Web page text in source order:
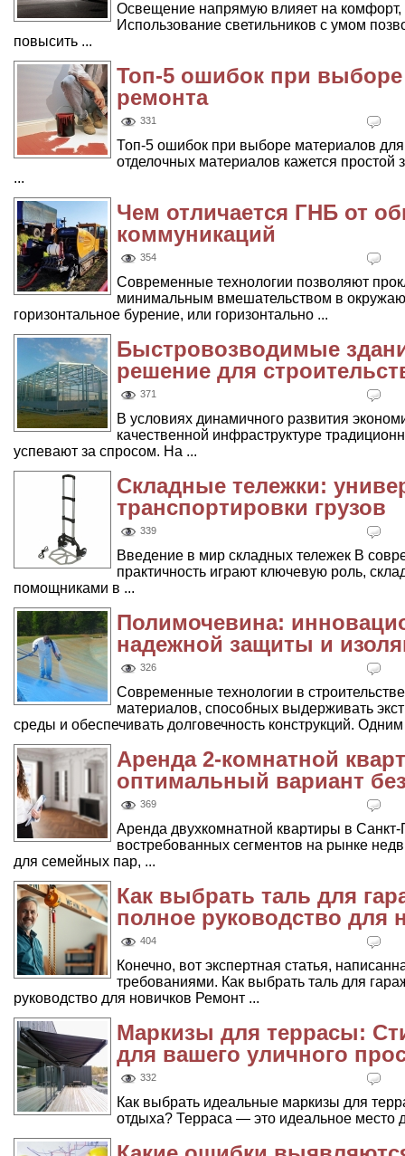
Освещение напрямую влияет на комфорт,
Использование светильников с умом
повысить ...
Топ-5 ошибок при
ремонта
331
Топ-5 ошибок при выборе материалов
отделочных материалов кажется
...
Чем отличается ГНБ от
коммуникаций
354
Современные технологии позволяют
минимальным вмешательством в
горизонтальное бурение, или горизонтально ...
Быстровозводимые
решение для
371
В условиях динамичного развития
качественной инфраструктуре
успевают за спросом. На ...
Складные тележки:
транспортировки грузов
339
Введение в мир складных тележек В
практичность играют ключевую роль,
помощниками в ...
Полимочевина:
надежной защиты и
326
Современные технологии в
материалов, способных выдерживать
среды и обеспечивать долговечность конструкций. Одним
Аренда 2-комнатной
оптимальный вариант
369
Аренда двухкомнатной квартиры в
востребованных сегментов на рынке
для семейных пар, ...
Как выбрать таль для
полное руководство для
404
Конечно, вот экспертная статья,
требованиями. Как выбрать таль для
руководство для новичков Ремонт ...
Маркизы для террасы:
для вашего уличного
332
Как выбрать идеальные маркизы для
отдыха? Терраса — это идеальное место